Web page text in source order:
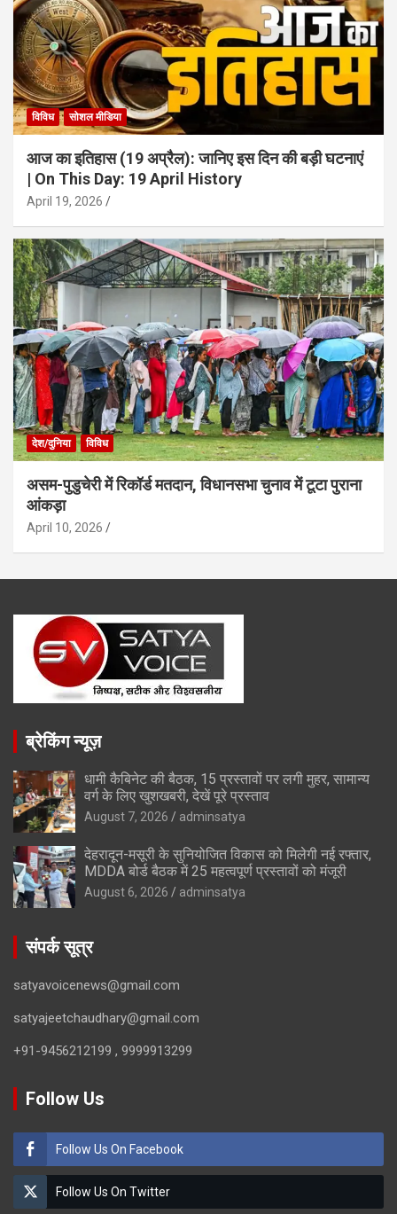
विविध सोशल मीडिया
आज का इतिहास (19 अप्रैल): जानिए इस दिन की बड़ी घटनाएं
| On This Day: 19 April History
April 19, 2026
देश/दुनिया विविध
असम-पुडुचेरी में रिकॉर्ड मतदान, विधानसभा चुनाव में टूटा पुराना
आंकड़ा
April 10, 2026
ब्रेकिंग न्यूज़
धामी कैबिनेट की बैठक, 15 प्रस्तावों पर लगी मुहर, सामान्य
वर्ग के लिए खुशखबरी, देखें पूरे प्रस्ताव
August 7, 2026 adminsatya
देहरादून-मसूरी के सुनियोजित विकास को मिलेगी नई रफ्तार,
MDDA बोर्ड बैठक में 25 महत्वपूर्ण प्रस्तावों को मंजूरी
August 6, 2026 adminsatya
संपर्क सूत्र
satyavoicenews@gmail.com
satyajeetchaudhary@gmail.com
+91-9456212199 , 9999913299
Follow Us
Follow Us On Facebook
Follow Us On Twitter